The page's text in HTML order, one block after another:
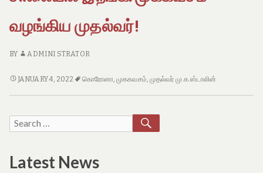
m
i
N
d
வழங்கிய முதல்வர்!
BY ADMINI STRATOR
சாலையில்
வழங்கிய
முதல்வர்!
JANUARY 4, 2022 கொரோனா,முககவசம், முதல்வர் மு.க.ஸ்டாலின்
Search
Latest News